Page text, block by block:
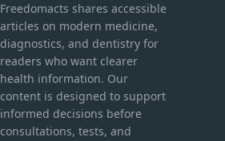
Freedomacts shares accessible
articles on modern medicine,
diagnostics, and dentistry for
readers who want clearer
health information. Our
content is designed to support
informed decisions before
consultations, tests, and